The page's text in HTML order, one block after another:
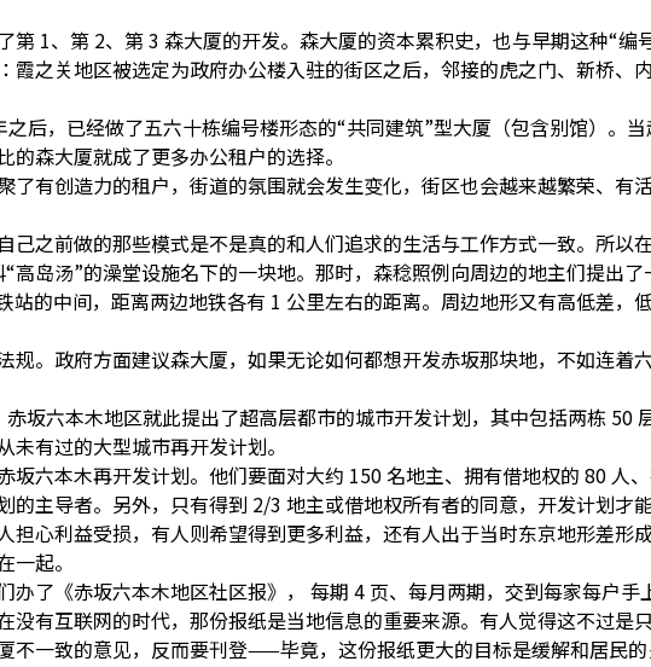
第 1、第 2、第 3 森大厦的开发。森大厦的资本累积史，也与早期这种“
霞之关地区被选定为政府办公楼入驻的街区之后，邻接的虎之门、新桥
后，已经做了五六十栋编号楼形态的“共同建筑”型大厦（包含别馆）。
森大厦就成了更多办公租户的选择。
有创造力的租户，街道的氛围就会发生变化，街区也会越来越繁荣、有
之前做的那些模式是不是真的和人们追求的生活与工作方式一致。所以
高岛汤”的澡堂设施名下的一块地。那时，森稔照例向周边的地主们提出
的中间，距离两边地铁各有 1 公里左右的距离。周边地形又有高低差，
规。政府方面建议森大厦，如果无论如何都想开发赤坂那块地，不如连
坂六本木地区就此提出了超高层都市的城市开发计划，其中包括两栋
有过的大型城市再开发计划。
坂六本木再开发计划。他们要面对大约 150 名地主、拥有借地权的 80 人
主导者。另外，只有得到 2/3 地主或借地权所有者的同意，开发计划才能
担心利益受损，有人则希望得到更多利益，还有人出于当时东京地形差
起。
办了《赤坂六本木地区社区报》， 每期 4 页、每月两期，交到每家每户
没有互联网的时代，那份报纸是当地信息的重要来源。有人觉得这不过
不一致的意见，反而要刊登——毕竟，这份报纸更大的目标是缓解和居民